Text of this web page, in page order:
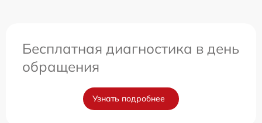
Бесплатная диагностика в день
обращения
Узнать подробнее